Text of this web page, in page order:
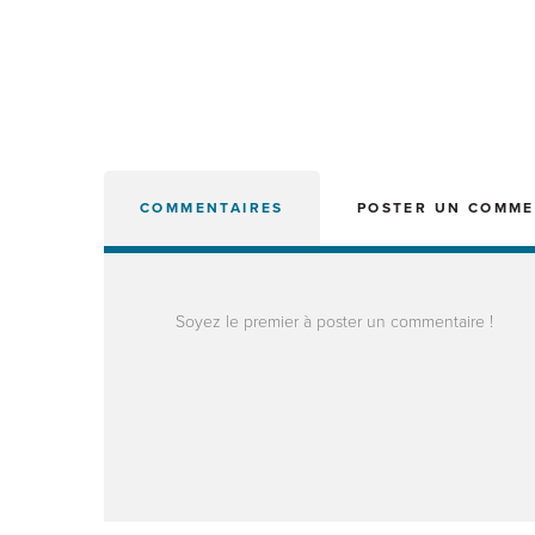
COMMENTAIRES POSTER UN
Soyez le premier à poster un commentaire !